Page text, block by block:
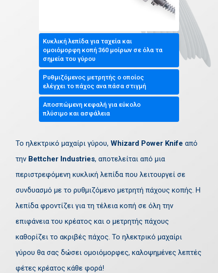
Κυκλική λεπίδα για ταχεία και
ομοιόμορφη κοπή 360 μοίρων σε όλα τα
σημεία του γύρου
Ρυθμιζόμενος μετρητής ο οποίος
ελέγχει το πάχος ανα πάσα στιγμή
Αποσπώμενη κεφαλή για εύκολο
πλύσιμο και ασφάλεια
Το ηλεκτρικό μαχαίρι γύρου, Whizard Power Knife από
την Bettcher Industries, αποτελείται από μια
περιστρεφόμενη κυκλική λεπίδα που λειτουργεί σε
συνδυασμό με το ρυθμιζόμενο μετρητή πάχους κοπής. Η
λεπίδα φροντίζει για τη τέλεια κοπή σε όλη την
επιφάνεια του κρέατος και ο μετρητής πάχους
καθορίζει το ακριβές πάχος. Το ηλεκτρικό μαχαίρι
γύρου θα σας δώσει ομοιόμορφες, καλοψημένες λεπτές
φέτες κρέατος κάθε φορά!